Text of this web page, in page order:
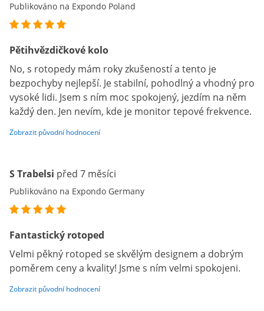
Publikováno na Expondo Poland
Pětihvězdičkové kolo
No, s rotopedy mám roky zkušeností a tento je
bezpochyby nejlepší. Je stabilní, pohodlný a vhodný pro
vysoké lidi. Jsem s ním moc spokojený, jezdím na něm
každý den. Jen nevím, kde je monitor tepové frekvence.
Zobrazit původní hodnocení
S Trabelsi před 7 měsíci
Publikováno na Expondo Germany
Fantastický rotoped
Velmi pěkný rotoped se skvělým designem a dobrým
poměrem ceny a kvality! Jsme s ním velmi spokojeni.
Zobrazit původní hodnocení